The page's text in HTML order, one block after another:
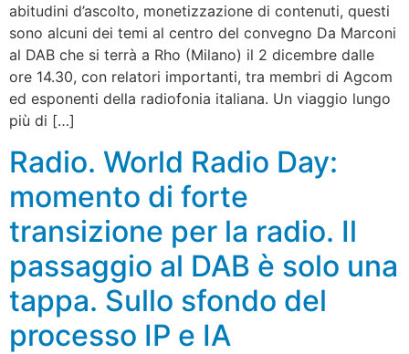
abitudini d’ascolto, monetizzazione di contenuti, questi
sono alcuni dei temi al centro del convegno Da Marconi
al DAB che si terrà a Rho (Milano) il 2 dicembre dalle
ore 14.30, con relatori importanti, tra membri di Agcom
ed esponenti della radiofonia italiana. Un viaggio lungo
più di […]
Radio. World Radio Day:
momento di forte
transizione per la radio. Il
passaggio al DAB è solo una
tappa. Sullo sfondo del
processo IP e IA